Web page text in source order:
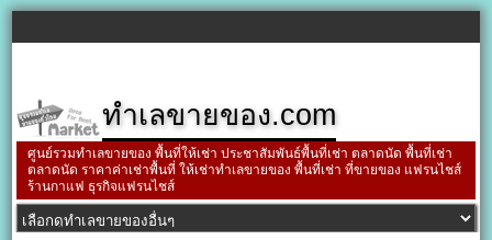
ทำเลขายของ.com
ศูนย์รวมทำเลขายของ พื้นที่ให้เช่า ประชาสัมพันธ์พื้นที่เช่า ตลาดนัด พื้นที่เช่า
ตลาดนัด ราคาค่าเช่าพื้นที่ ให้เช่าทำเลขายของ พื้นที่เช่า ที่ขายของ แฟรนไชส์
ร้านกาแฟ ธุรกิจแฟรนไชส์